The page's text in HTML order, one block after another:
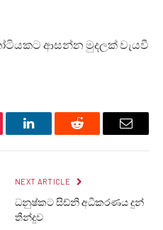
ආසන්න මුදලක් වැයවී
LinkedInReddit Email
NEXT ARTICLE
ධනුෂ්කට සිඩ්නි අධිකරණය දුන්
තීන්දුව